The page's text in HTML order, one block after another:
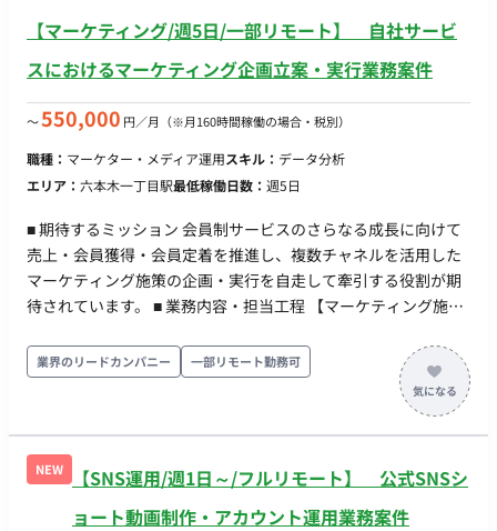
【マーケティング/週5日/一部リモート】 自社サービ
スにおけるマーケティング企画立案・実行業務案件
〜550,000 円／月 （※月160時間稼働の場合・税別）
職種： マーケター・メディア運用スキル： データ分析
エリア： 六本木一丁目駅最低稼働日数： 週5日
■ 期待するミッション 会員制サービスのさらなる成長に向けて
売上・会員獲得・会員定着を推進し、複数チャネルを活用した
マーケティング施策の企画・実行を自走して牽引する役割が期
待されています。 ■ 業務内容・担当工程 【マーケティング施策
の企画・推進、および会員獲得から定着までを見据えたマーケ
ティング施策の企画・実行。 【集客施策の企画・改善・分析】
動画コンテンツおよびSNSを活用した集客施策の企画・改善、
ならびにSNSデータ、会員データ等を活用した分析および改善
施策の実行。 【イベント・コミュニティの運営】 セミナー、イ
ベント、会員向けコミュニティ施策の企画・運営。 【業務改
善】 AIツール等を活用したマーケティング業務の改善。 ■ 働き
業界のリードカンパニー 一部リモート勤務可
NEW
【SNS運用/週1日～/フルリモート】 公式SNSシ
ョート動画制作・アカウント運用業務案件